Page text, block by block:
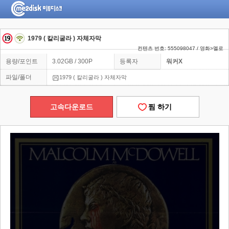
1979 ( 칼리굴라 ) 자체자막
컨텐츠 번호: 555098047 / 영화>멜로
용량/포인트 3.02GB / 300P 등록자 워커X
파일/폴더 1979 ( 칼리굴라 ) 자체자막
고속다운로드 찜 하기